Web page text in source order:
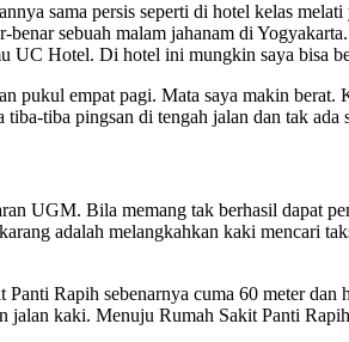
sama persis seperti di hotel kelas
benar sebuah malam jahanam di
UC Hotel. Di hotel ini mungkin saya bisa
pukul empat pagi. Mata saya makin berat.
tiba pingsan di tengah jalan dan tak ada
UGM. Bila memang tak berhasil dapat
adalah melangkahkan kaki mencari
Rapih sebenarnya cuma 60 meter
jalan kaki. Menuju Rumah Sakit Panti